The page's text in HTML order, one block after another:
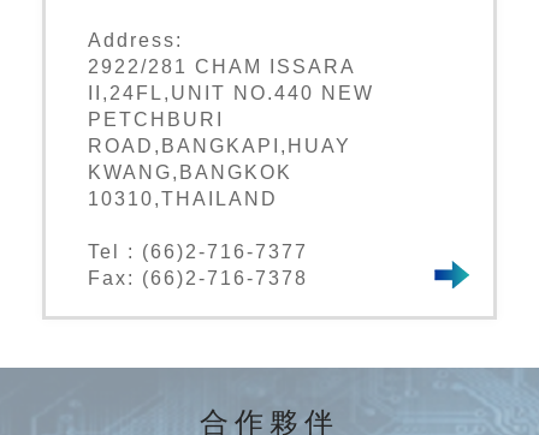
Address:
2922/281 CHAM ISSARA
II,24FL,UNIT NO.440 NEW
PETCHBURI
ROAD,BANGKAPI,HUAY
KWANG,BANGKOK
10310,THAILAND
Tel : (66)2-716-7377
Fax: (66)2-716-7378
合作夥伴